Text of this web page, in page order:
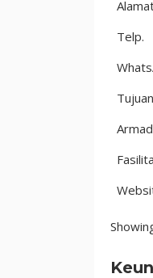
Telp.
Tujuan